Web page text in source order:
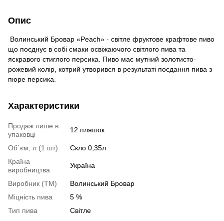
Опис
Волинський Бровар «Peach» - світле фруктове крафтове пиво
що поєднує в собі смаки освіжаючого світлого пива та
яскравого стиглого персика. Пиво має мутний золотисто-
рожевий колір, котрий утворився в результаті поєдання пива з
пюре персика.
Характеристики
Продаж лише в
упаковці
12 пляшок
Об`єм, л (1 шт)
Скло 0,35л
Країна
виробництва
Україна
Виробник (ТМ)
Волинський Бровар
Міцність пива
5 %
Тип пива
Світле